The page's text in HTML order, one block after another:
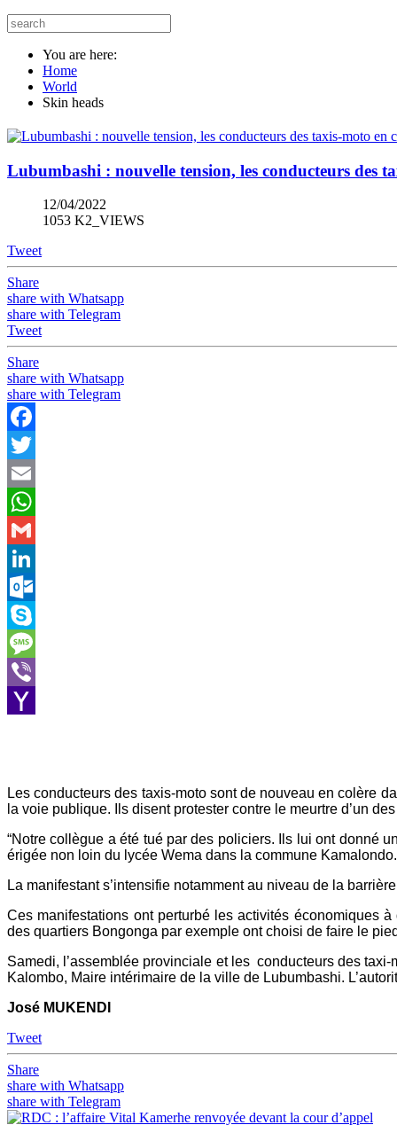
You are here:
Home
World
Skin heads
Lubumbashi : nouvelle tension, les conducteurs des
12/04/2022
1053 K2_VIEWS
Tweet
Share
share with Whatsapp
share with Telegram
Tweet
Share
share with Whatsapp
share with Telegram
Facebook
Twitter
Email
WhatsApp
Gmail
LinkedIn
Outlook.com
Skype
Message
Viber
Les conducteurs des taxis-moto sont de nouveau en colère
la voie publique. Ils disent protester contre le meurtre d’un
“Notre collègue a été tué par des policiers. Ils lui ont donné
érigée non loin du lycée Wema dans la commune Kamalondo.
La manifestant s’intensifie notamment au niveau de la
Ces manifestations ont perturbé les activités économiques
des quartiers Bongonga par exemple ont choisi de faire le
Samedi, l’assemblée provinciale et les conducteurs des
Kalombo, Maire intérimaire de la ville de Lubumbashi.
José MUKENDI
Tweet
Share
share with Whatsapp
share with Telegram